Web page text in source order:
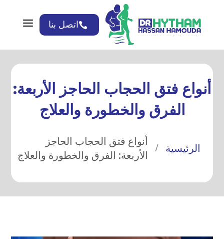
اتصل بنا a
أنواع فتق الحجاب الحاجز الأربعة:
الفرق والخطورة والعلاج
الرئيسية /
أنواع فتق الحجاب الحاجز
الأربعة: الفرق والخطورة والعلاج